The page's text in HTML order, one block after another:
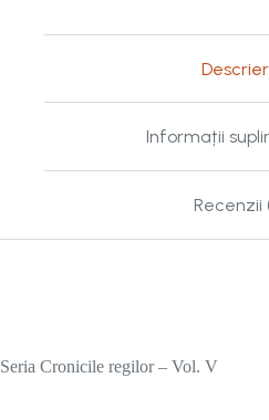
Informații
Recenzii
Seria Cronicile regilor – Vol. V